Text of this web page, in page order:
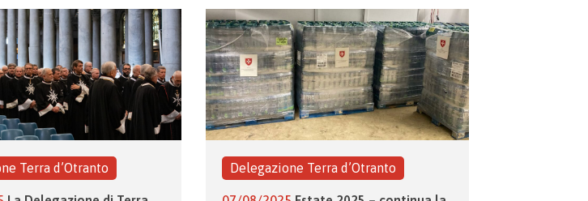
Terra d’Otranto Delegazione Terra d’Otranto